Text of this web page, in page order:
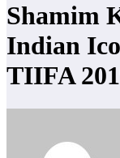
Shamim
Indian
TIIFA